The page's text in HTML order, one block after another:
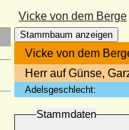
Vicke von dem Berge
Stammbaum anzeigen
Vicke von dem
Herr auf Günse,
Adelsgeschlecht:
Stammdaten